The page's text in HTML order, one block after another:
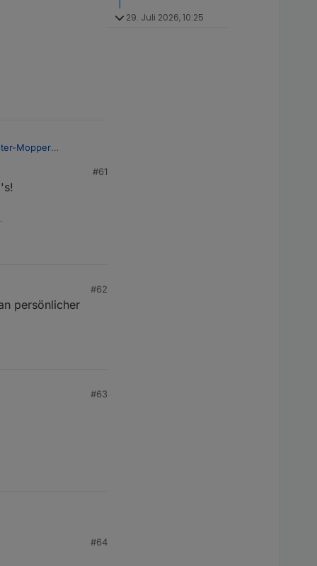
Mopper
gerade
#61
#62
persönlicher
#63
#64
29. Juli 2026, 10:25